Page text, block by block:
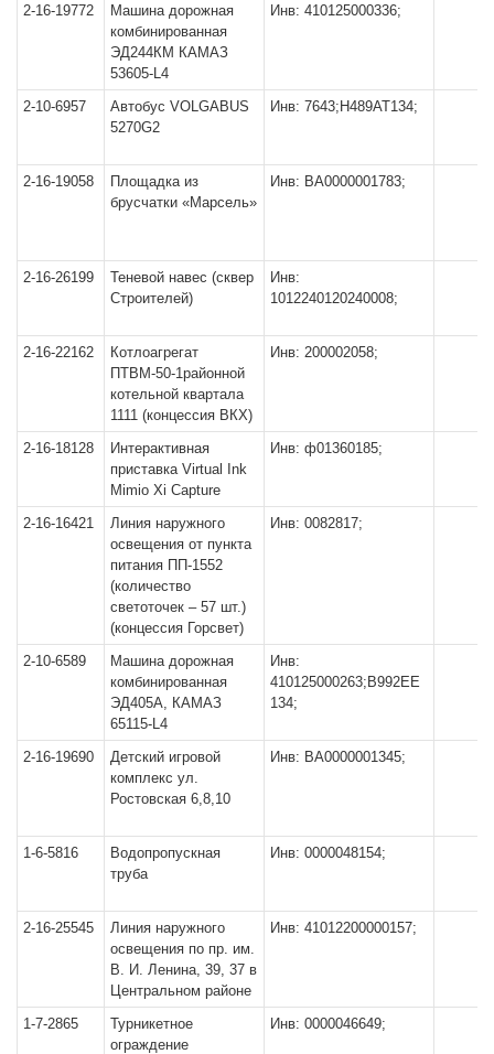
2-16-19772
Машина дорожная
комбинированная
ЭД244КМ КАМАЗ
53605-L4
Инв: 410125000336;
2-10-6957
Автобус VOLGABUS
5270G2
Инв: 7643;Н489АТ134;
2-16-19058
Площадка из
брусчатки «Марсель»
Инв: ВА0000001783;
2-16-26199
Теневой навес (сквер
Строителей)
Инв:
1012240120240008;
2-16-22162
Котлоагрегат
ПТВМ-50-1районной
котельной квартала
1111 (концессия ВКХ)
Инв: 200002058;
2-16-18128
Интерактивная
приставка Virtual Ink
Mimio Xi Capture
Инв: ф01360185;
2-16-16421
Линия наружного
освещения от пункта
питания ПП-1552
(количество
светоточек – 57 шт.)
(концессия Горсвет)
Инв: 0082817;
2-10-6589
Машина дорожная
комбинированная
ЭД405А, КАМАЗ
65115-L4
Инв:
410125000263;В992ЕЕ
134;
2-16-19690
Детский игровой
комплекс ул.
Ростовская 6,8,10
Инв: ВА0000001345;
1-6-5816
Водопропускная
труба
Инв: 0000048154;
2-16-25545
Линия наружного
освещения по пр. им.
В. И. Ленина, 39, 37 в
Центральном районе
Инв: 41012200000157;
1-7-2865
Турникетное
ограждение
Инв: 0000046649;